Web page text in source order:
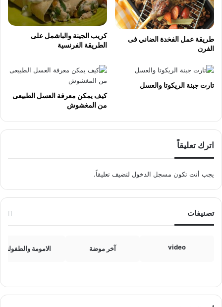
طريقة عمل الفخدة الضاني فى
الفرن
كريب الجينة والباشمل على
الطريقة الفرنسية
تارت جبنة الريكوتا والعسل
كيف يمكن معرفة العسل الطبيعى
من المغشوش
اترك تعليقاً
يجب أنت تكون مسجل الدخول لتضيف تعليقاً.
تصنيفات
video آخر موضة الامومة والطفولة